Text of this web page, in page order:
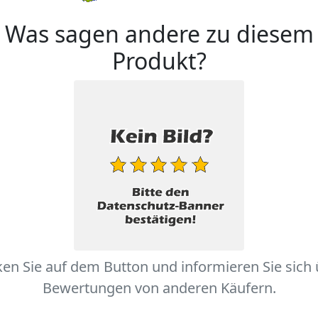
Was sagen andere zu diesem
Produkt?
Sie auf dem Button und informieren Sie sich
Bewertungen von anderen Käufern.